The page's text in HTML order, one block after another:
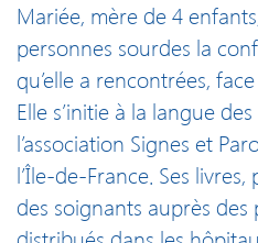
Mariée, mère de 4
personnes sourdes la
qu’elle a rencontrées,
Elle s’initie à la langue
l’association Signes et
l’Île-de-France. Ses
des soignants auprès